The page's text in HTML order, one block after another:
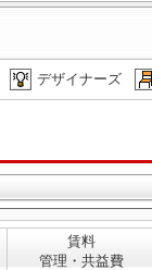
デザイナーズ
賃料
管理・共益費